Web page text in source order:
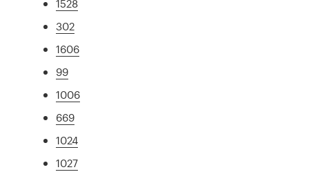
1528
302
1606
99
1006
669
1024
1027